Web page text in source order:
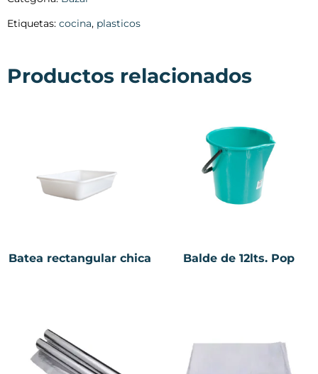
Etiquetas: cocina, plasticos
Productos relacionados
Batea rectangular chica Balde de 12lts. Pop